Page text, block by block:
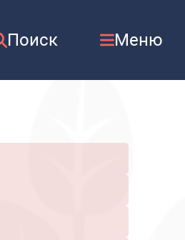
Поиск Меню